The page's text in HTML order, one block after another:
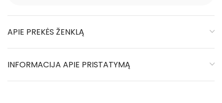
APIE PREKĖS ŽENKLĄ
INFORMACIJA APIE PRISTATYMĄ